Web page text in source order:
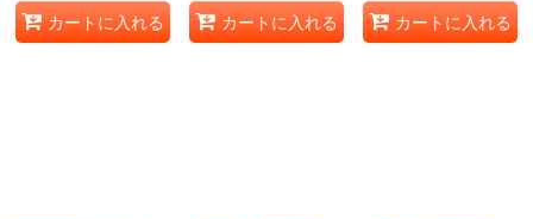
カートに入れる カートに入れる カートに入れる